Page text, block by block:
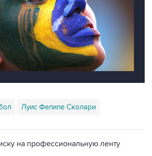
Луис Фелипе Сколари
на профессиональную ленту